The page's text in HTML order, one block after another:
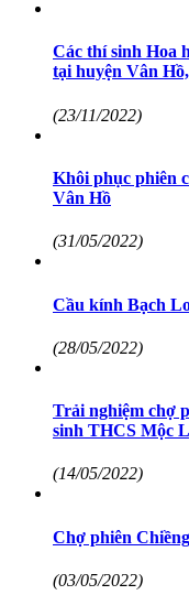
Các thí sinh Hoa
tại huyện Vân
(23/11/2022)
Khôi phục phiên
Vân Hồ
(31/05/2022)
Cầu kính Bạch
(28/05/2022)
Trải nghiệm chợ
sinh THCS Mộc
(14/05/2022)
Chợ phiên
(03/05/2022)